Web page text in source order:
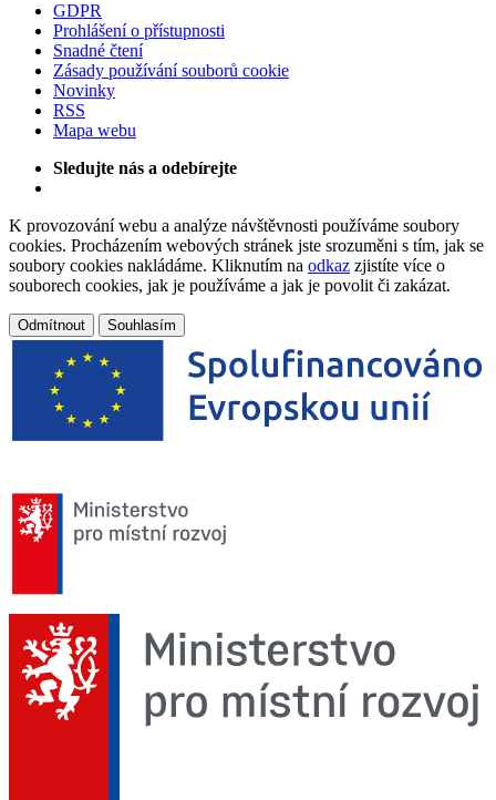
GDPR
Prohlášení o přístupnosti
Snadné čtení
Zásady používání souborů cookie
Novinky
RSS
Mapa webu
Sledujte nás a odebírejte
K provozování webu a analýze návštěvnosti používáme soubory
cookies. Procházením webových stránek jste srozuměni s tím, jak se
soubory cookies nakládáme. Kliknutím na odkaz zjistíte více o
souborech cookies, jak je používáme a jak je povolit či zakázat.
Odmítnout Souhlasím